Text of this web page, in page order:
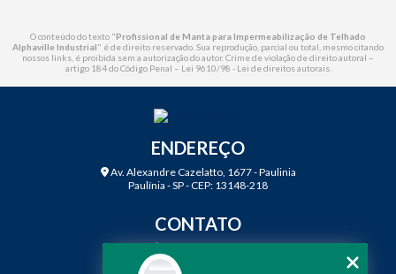
O conteúdo do texto "Profissional de Manta para Impermeabilização de Telhado
Alphaville Industrial" é de direito reservado. Sua reprodução, parcial ou total, mesmo citando
nossos links, é proibida sem a autorização do autor. Crime de violação de direito autoral –
artigo 184 do Código Penal – Lei 9610/98 - Lei de direitos autorais.
ENDEREÇO
Av. Alexandre Cazelatto, 1677 - Paulinia
Paulínia - SP - CEP: 13148-218
CONTATO
(19) 99968-7979